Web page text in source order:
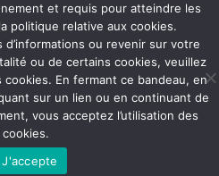
Ger
2500 m2.
PM53A INSTART
et requis pour atteindre les
politique relative aux cookies.
ou revenir sur votre
ou de certains cookies, veuillez
En fermant ce bandeau, en
sur un lien ou en continuant de
vous acceptez l’utilisation des
cookies.
J'accepte